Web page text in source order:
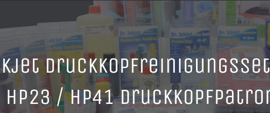
HP23 / HP41